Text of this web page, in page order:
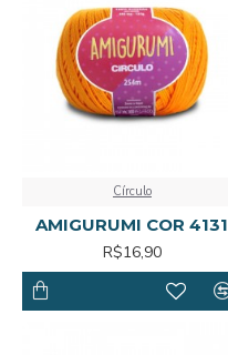
Círculo
AMIGURUMI COR 4131
R$16,90